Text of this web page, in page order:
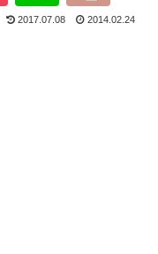
2017.07.08 2014.02.24